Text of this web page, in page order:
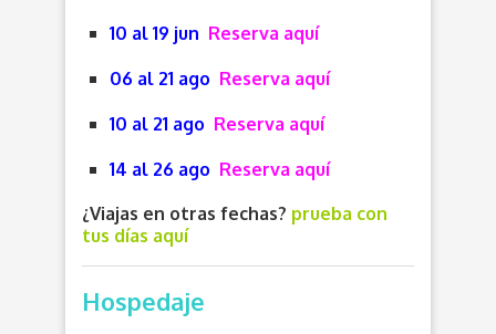
10 al 19 jun Reserva aquí
06 al 21 ago Reserva aquí
10 al 21 ago Reserva aquí
14 al 26 ago Reserva aquí
¿Viajas en otras fechas? prueba con
tus días aquí
Hospedaje